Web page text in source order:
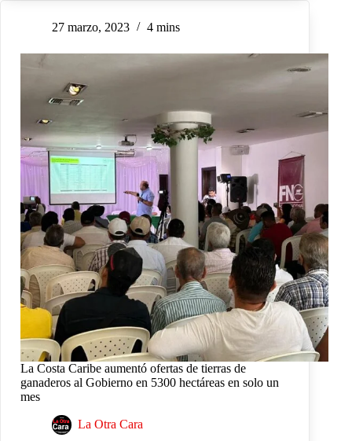
27 marzo, 2023 4 mins
La Costa Caribe aumentó ofertas de tierras de
ganaderos al Gobierno en 5300 hectáreas en solo un
mes
La Otra Cara